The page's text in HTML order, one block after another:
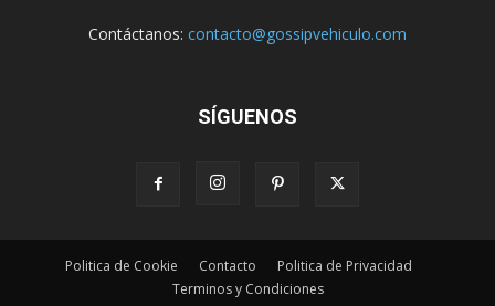
Contáctanos: contacto@gossipvehiculo.com
SÍGUENOS
Politica de Cookie Contacto
Politica de Privacidad
Terminos y Condiciones